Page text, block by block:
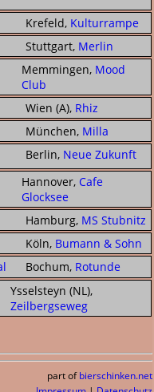
Krefeld, Kulturrampe
Stuttgart, Merlin
Memmingen, Mood
Club
Wien (A), Rhiz
München, Milla
Berlin, Neue Zukunft
Hannover, Cafe
Glocksee
Hamburg, MS Stubnitz
Köln, Bumann & Sohn
Bochum, Rotunde
Ysselsteyn (NL),
Zeilbergseweg
part of bierschinken.net